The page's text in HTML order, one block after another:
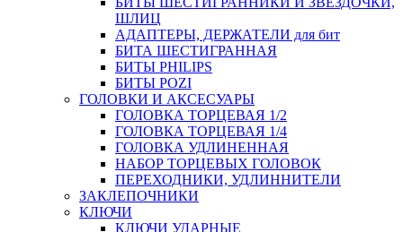
ШЛИЦ
АДАПТЕРЫ, ДЕРЖАТЕЛИ для бит
БИТА ШЕСТИГРАННАЯ
БИТЫ PHILIPS
БИТЫ POZI
ГОЛОВКИ И АКСЕСУАРЫ
ГОЛОВКА ТОРЦЕВАЯ 1/2
ГОЛОВКА ТОРЦЕВАЯ 1/4
ГОЛОВКА УДЛИНЕННАЯ
НАБОР ТОРЦЕВЫХ ГОЛОВОК
ПЕРЕХОДНИКИ, УДЛИННИТЕЛИ
ЗАКЛЕПОЧНИКИ
КЛЮЧИ
КЛЮЧИ УДАРНЫЕ